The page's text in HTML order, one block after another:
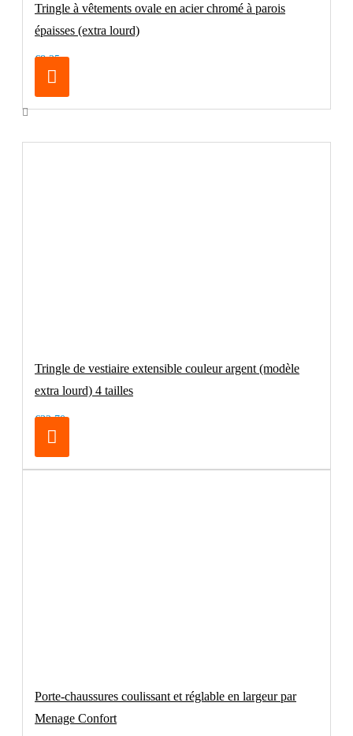
Tringle à vêtements ovale en acier chromé à parois
épaisses (extra lourd)
€8.25
Tringle de vestiaire extensible couleur argent (modèle
extra lourd) 4 tailles
€32.70
Porte-chaussures coulissant et réglable en largeur par
Menage Confort